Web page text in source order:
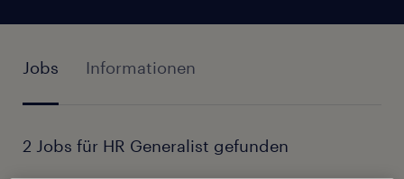
Jobs Informationen
2 Jobs für HR Generalist gefunden